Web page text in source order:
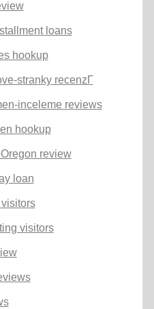
loans
hookup
stranky recenzГ­
inceleme reviews
hookup
review
loan
visitors